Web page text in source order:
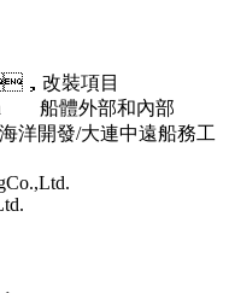
，改裝項目
船體外部和內部
開發/大連中遠船務工